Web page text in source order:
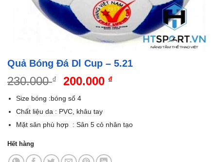
Quả Bóng Đá Dl Cup – 5.21
230.000₫
Giá
gốc
là:
230.000 ₫.
200.000 ₫Giá
200.000 ₫.
Size bóng :bóng số 4
Chất liệu da : PVC, khâu tay
Mặt sân phù hợp : Sân 5 cỏ nhân tạo
Hết hàng